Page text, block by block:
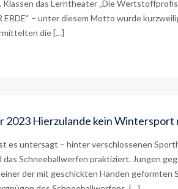
Klassen das Lerntheater „Die
ERDE“ – unter diesem Motto wurde
die […]
2023 Hierzulande kein Wintersport
es untersagt – hinter verschlossenen
Schneeballwerfen praktiziert. Jungen
der mit geschickten Händen geformten